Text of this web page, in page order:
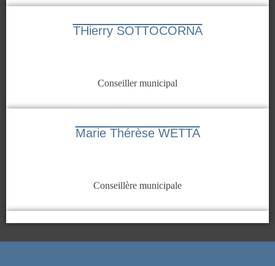
THierry SOTTOCORNA
Conseiller municipal
Marie Thérèse WETTA
Conseillère municipale